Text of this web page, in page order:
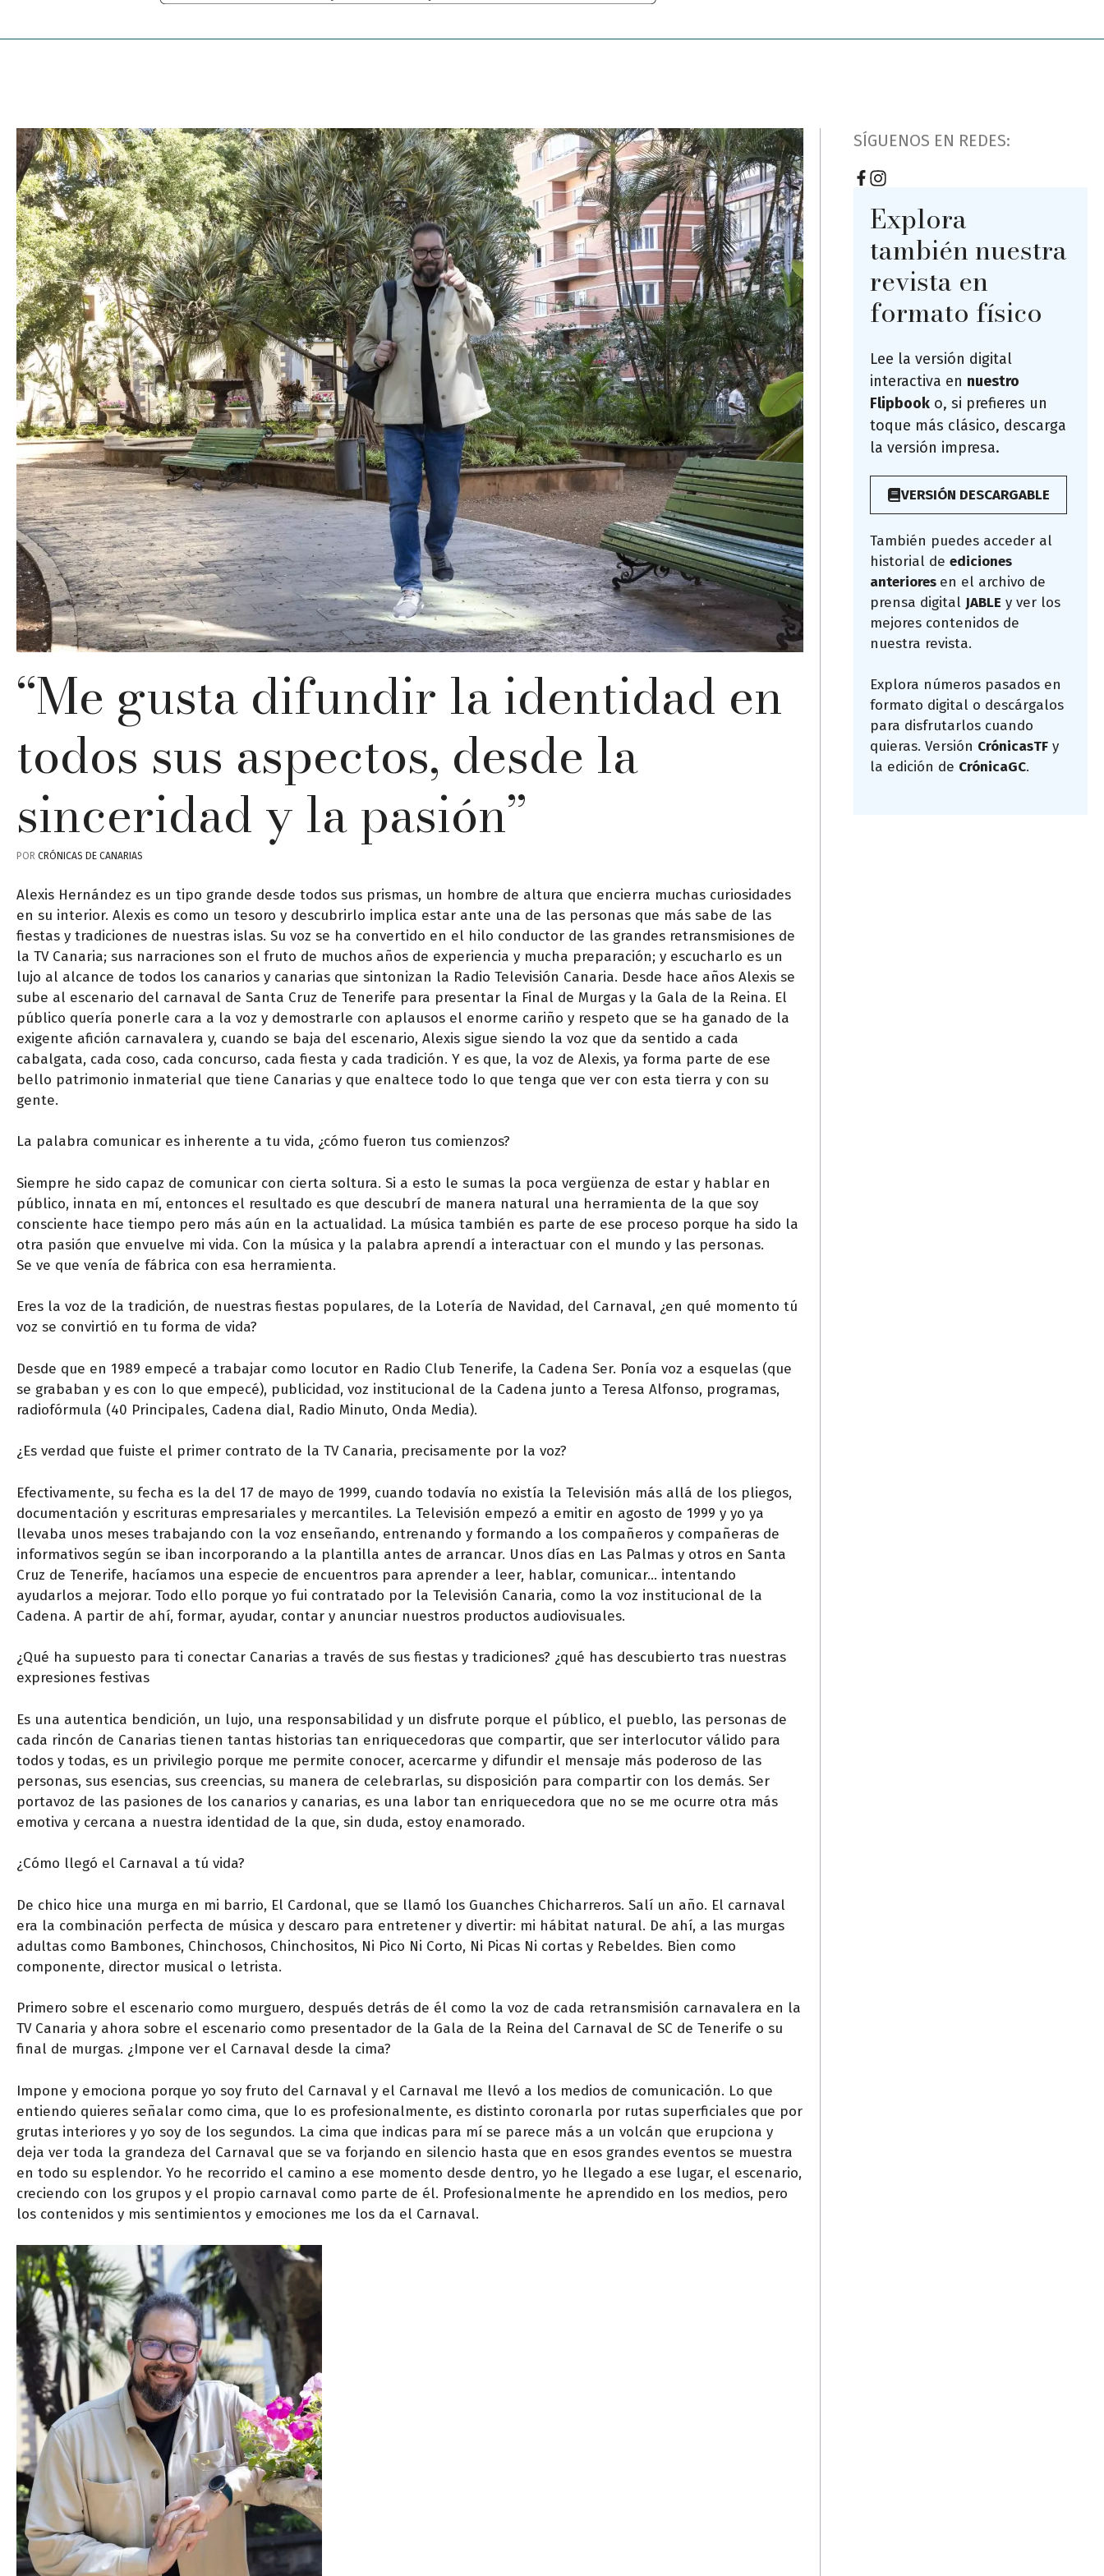
“Me gusta difundir la identidad en
todos sus aspectos, desde la
sinceridad y la pasión”
POR CRÓNICAS DE CANARIAS
Alexis Hernández es un tipo grande desde todos sus prismas, un hombre de altura que encierra muchas curiosidades
en su interior. Alexis es como un tesoro y descubrirlo implica estar ante una de las personas que más sabe de las
fiestas y tradiciones de nuestras islas. Su voz se ha convertido en el hilo conductor de las grandes retransmisiones de
la TV Canaria; sus narraciones son el fruto de muchos años de experiencia y mucha preparación; y escucharlo es un
lujo al alcance de todos los canarios y canarias que sintonizan la Radio Televisión Canaria. Desde hace años Alexis se
sube al escenario del carnaval de Santa Cruz de Tenerife para presentar la Final de Murgas y la Gala de la Reina. El
público quería ponerle cara a la voz y demostrarle con aplausos el enorme cariño y respeto que se ha ganado de la
exigente afición carnavalera y, cuando se baja del escenario, Alexis sigue siendo la voz que da sentido a cada
cabalgata, cada coso, cada concurso, cada fiesta y cada tradición. Y es que, la voz de Alexis, ya forma parte de ese
bello patrimonio inmaterial que tiene Canarias y que enaltece todo lo que tenga que ver con esta tierra y con su
gente.
La palabra comunicar es inherente a tu vida, ¿cómo fueron tus comienzos?
Siempre he sido capaz de comunicar con cierta soltura. Si a esto le sumas la poca vergüenza de estar y hablar en
público, innata en mí, entonces el resultado es que descubrí de manera natural una herramienta de la que soy
consciente hace tiempo pero más aún en la actualidad. La música también es parte de ese proceso porque ha sido la
otra pasión que envuelve mi vida. Con la música y la palabra aprendí a interactuar con el mundo y las personas.
Se ve que venía de fábrica con esa herramienta.
Eres la voz de la tradición, de nuestras fiestas populares, de la Lotería de Navidad, del Carnaval, ¿en qué momento tú
voz se convirtió en tu forma de vida?
Desde que en 1989 empecé a trabajar como locutor en Radio Club Tenerife, la Cadena Ser. Ponía voz a esquelas (que
se grababan y es con lo que empecé), publicidad, voz institucional de la Cadena junto a Teresa Alfonso, programas,
radiofórmula (40 Principales, Cadena dial, Radio Minuto, Onda Media).
¿Es verdad que fuiste el primer contrato de la TV Canaria, precisamente por la voz?
Efectivamente, su fecha es la del 17 de mayo de 1999, cuando todavía no existía la Televisión más allá de los pliegos,
documentación y escrituras empresariales y mercantiles. La Televisión empezó a emitir en agosto de 1999 y yo ya
llevaba unos meses trabajando con la voz enseñando, entrenando y formando a los compañeros y compañeras de
informativos según se iban incorporando a la plantilla antes de arrancar. Unos días en Las Palmas y otros en Santa
Cruz de Tenerife, hacíamos una especie de encuentros para aprender a leer, hablar, comunicar… intentando
ayudarlos a mejorar. Todo ello porque yo fui contratado por la Televisión Canaria, como la voz institucional de la
Cadena. A partir de ahí, formar, ayudar, contar y anunciar nuestros productos audiovisuales.
¿Qué ha supuesto para ti conectar Canarias a través de sus fiestas y tradiciones? ¿qué has descubierto tras nuestras
expresiones festivas
Es una autentica bendición, un lujo, una responsabilidad y un disfrute porque el público, el pueblo, las personas de
cada rincón de Canarias tienen tantas historias tan enriquecedoras que compartir, que ser interlocutor válido para
todos y todas, es un privilegio porque me permite conocer, acercarme y difundir el mensaje más poderoso de las
personas, sus esencias, sus creencias, su manera de celebrarlas, su disposición para compartir con los demás. Ser
portavoz de las pasiones de los canarios y canarias, es una labor tan enriquecedora que no se me ocurre otra más
emotiva y cercana a nuestra identidad de la que, sin duda, estoy enamorado.
¿Cómo llegó el Carnaval a tú vida?
De chico hice una murga en mi barrio, El Cardonal, que se llamó los Guanches Chicharreros. Salí un año. El carnaval
era la combinación perfecta de música y descaro para entretener y divertir: mi hábitat natural. De ahí, a las murgas
adultas como Bambones, Chinchosos, Chinchositos, Ni Pico Ni Corto, Ni Picas Ni cortas y Rebeldes. Bien como
componente, director musical o letrista.
Primero sobre el escenario como murguero, después detrás de él como la voz de cada retransmisión carnavalera en la
TV Canaria y ahora sobre el escenario como presentador de la Gala de la Reina del Carnaval de SC de Tenerife o su
final de murgas. ¿Impone ver el Carnaval desde la cima?
Impone y emociona porque yo soy fruto del Carnaval y el Carnaval me llevó a los medios de comunicación. Lo que
entiendo quieres señalar como cima, que lo es profesionalmente, es distinto coronarla por rutas superficiales que por
grutas interiores y yo soy de los segundos. La cima que indicas para mí se parece más a un volcán que erupciona y
deja ver toda la grandeza del Carnaval que se va forjando en silencio hasta que en esos grandes eventos se muestra
en todo su esplendor. Yo he recorrido el camino a ese momento desde dentro, yo he llegado a ese lugar, el escenario,
creciendo con los grupos y el propio carnaval como parte de él. Profesionalmente he aprendido en los medios, pero
los contenidos y mis sentimientos y emociones me los da el Carnaval.
SÍGUENOS EN REDES:
Explora
también nuestra
revista en
formato físico
Lee la versión digital
interactiva en nuestro
Flipbook o, si prefieres un
toque más clásico, descarga
la versión impresa.
VERSIÓN DESCARGABLE
También puedes acceder al
historial de ediciones
anteriores en el archivo de
prensa digital JABLE y ver los
mejores contenidos de
nuestra revista.
Explora números pasados en
formato digital o descárgalos
para disfrutarlos cuando
quieras. Versión CrónicasTF y
la edición de CrónicaGC.